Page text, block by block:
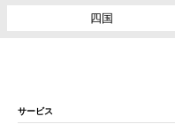
四国
サービス